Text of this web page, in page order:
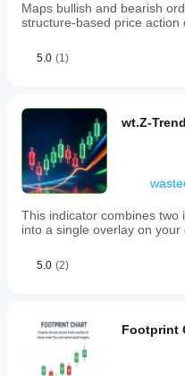
Maps bullish and bearish
structure-based price action
5.0 (1)
wt.Z-Trend
This indicator combines two
into a single overlay on your
5.0 (2)
Footprint